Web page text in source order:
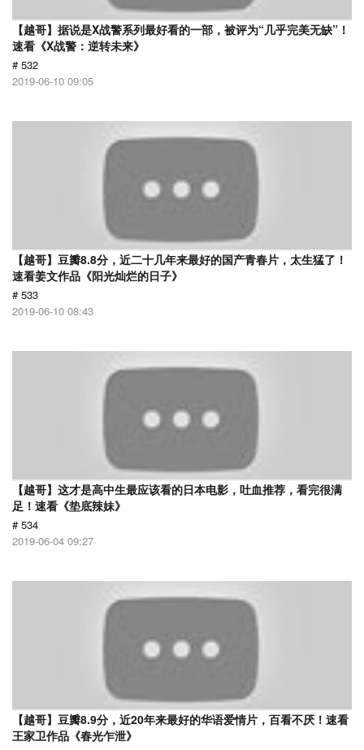
【越哥】据说是X战警系列最好看的一部，被评为“几乎完美无缺”！
速看《X战警：逆转未来》
# 532
2019-06-10 09:05
【越哥】豆瓣8.8分，近二十几年来最好的国产青春片，太生猛了！
速看姜文作品《阳光灿烂的日子》
# 533
2019-06-10 08:43
【越哥】这才是高中生最应该看的日本电影，吐血推荐，看完很满
足！速看《垫底辣妹》
# 534
2019-06-04 09:27
【越哥】豆瓣8.9分，近20年来最好的华语爱情片，百看不厌！速看
王家卫作品《春光乍泄》